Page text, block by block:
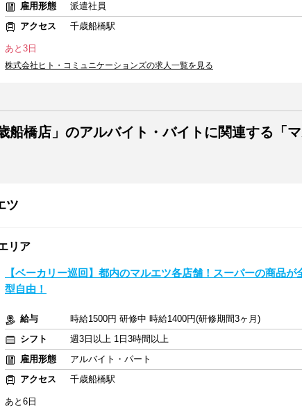
雇用形態
派遣社員
アクセス
千歳船橋駅
あと3日
株式会社ヒト・コミュニケーションズの求人一覧を見る
船橋店」のアルバイト・バイトに関連する「
ツ
リア
【ベーカリー巡回】都内のマルエツ各店舗！スーパーの商品が
型自由！
給与
時給1500円 研修中 時給1400円(研修期間3ヶ月)
シフト
週3日以上 1日3時間以上
雇用形態
アルバイト・パート
アクセス
千歳船橋駅
あと6日